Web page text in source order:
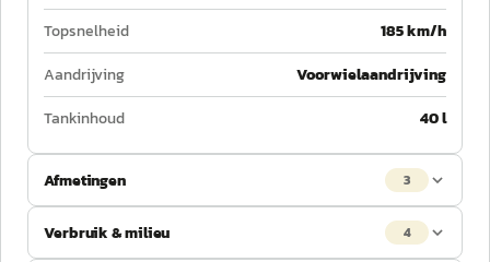
Topsnelheid
185 km/h
Aandrijving
Voorwielaandrijving
Tankinhoud
40 l
Afmetingen 3
Verbruik & milieu 4